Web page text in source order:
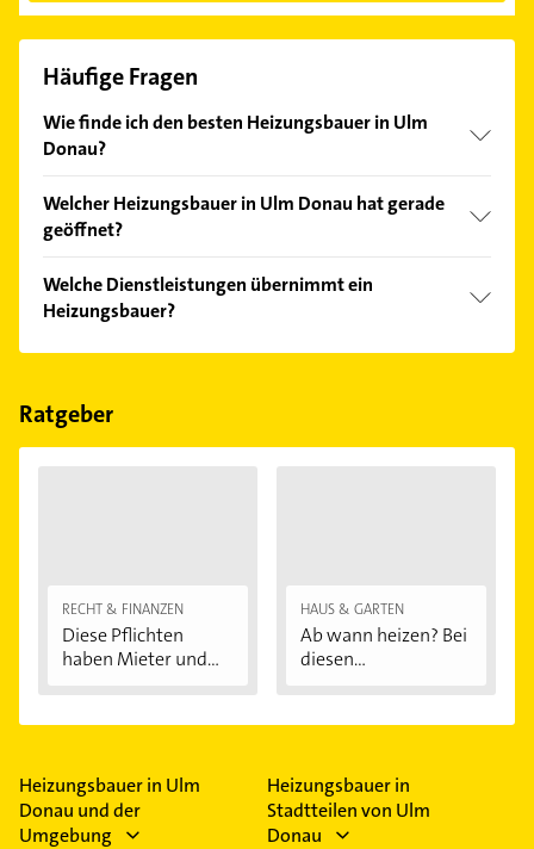
Häufige Fragen
Wie finde ich den besten Heizungsbauer in Ulm
Donau?
Kundenmeinungen und profitieren Sie von den
Empfehlungen. Die Suchergebnisse können Sie sich
Welcher Heizungsbauer in Ulm Donau hat gerade
geöffnet?
Bitte beachten Sie, dass diese an Sonn- und
Feiertagen abweichen können.
Welche Dienstleistungen übernimmt ein
Heizungsbauer?
Folgende Leistungen werden angeboten:
Kundendienst-Service und Solaranlagen.
Ratgeber
RECHT & FINANZEN
Diese Pflichten
haben Mieter und...
HAUS & GARTEN
Ab wann heizen? Bei
diesen
Heizungsbauer in Ulm
Donau und der
Umgebung
Heizungsbauer in
Stadtteilen von Ulm
Donau